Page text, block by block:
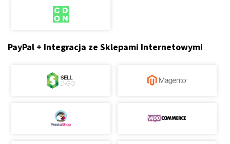
PayPal + Integracja ze Sklepami Internetowymi